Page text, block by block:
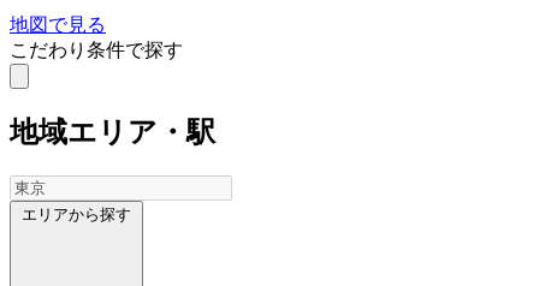
地図で見る
こだわり条件で探す
地域エリア・駅
エリアから探す